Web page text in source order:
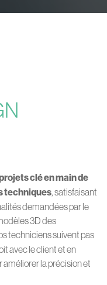
clé en main de
techniques , satisfaisant
demandées par le
3D des
techniciens suivent pas
avec le client et en
la précision et